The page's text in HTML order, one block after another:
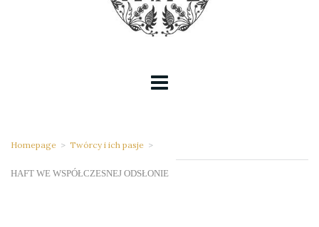
Homepage > Twórcy i ich pasje >
HAFT WE WSPÓŁCZESNEJ ODSŁONIE